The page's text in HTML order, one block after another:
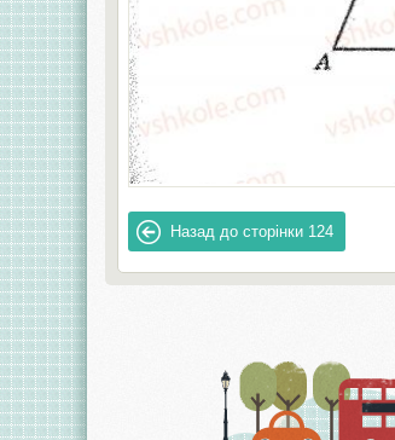
Назад до сторінки 124